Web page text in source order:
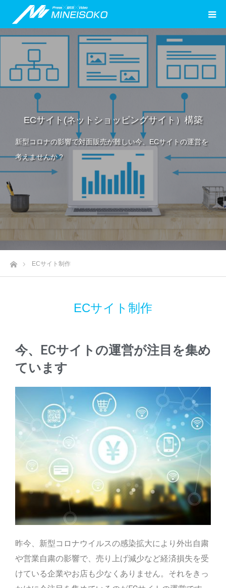
ECサイト(ネットショッピングサイト）構築
新型コロナの影響で対面販売が難しい今、ECサイトの運営を
考えませんか？
ホームECサイト制作
ECサイト制作
今、ECサイトの運営が注目を集め
ています
昨今、新型コロナウイルスの感染拡大により外出自粛
や営業自粛の影響で、売り上げ減少など経済損失を受
けている企業やお店も少なくありません。それをきっ